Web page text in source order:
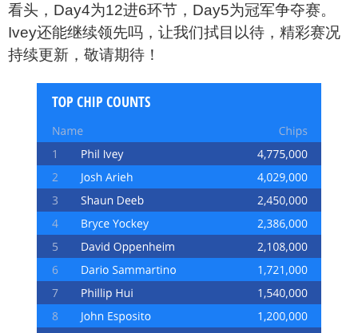
看头，Day4为12进6环节，Day5为冠军争夺赛。
Ivey还能继续领先吗，让我们拭目以待，精彩赛况
持续更新，敬请期待！